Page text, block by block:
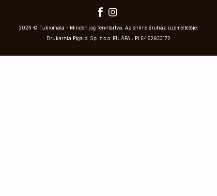
2026 © Tukromata – Minden jog fenntartva. Az online áruház üzemeltetője:
Drukarnia Piga.pl Sp. z o.o. EU ÁFA : PL6462933172